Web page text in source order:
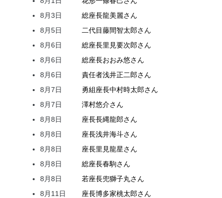
8月3日
総座長龍美麗さん
8月5日
二代目藤間智太郎さん
8月6日
総座長里見要次郎さん
8月6日
総座長おおみ悠さん
8月6日
責任者浅井正二郎さん
8月7日
勇組座長中村時太郎さん
8月7日
澤村悠介さん
8月8日
座長長縄龍郎さん
8月8日
座長浅井海斗さん
8月8日
座長里見龍星さん
8月8日
総座長春駒さん
8月8日
若座長兜獅子丸さん
8月11日
座長博多家桃太郎さん